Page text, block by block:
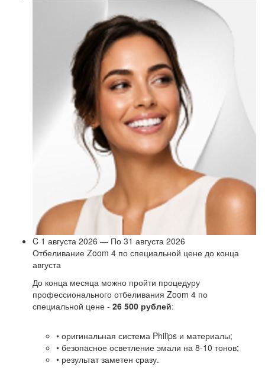
C 1 августа 2026 — По 31 августа 2026
Отбеливание Zoom 4 по специальной цене до конца
августа
До конца месяца можно пройти процедуру
профессионального отбеливания Zoom 4 по
специальной цене - 26 500 рублей:
• оригинальная система Philips и материалы;
• безопасное осветление эмали на 8-10 тонов;
• результат заметен сразу.